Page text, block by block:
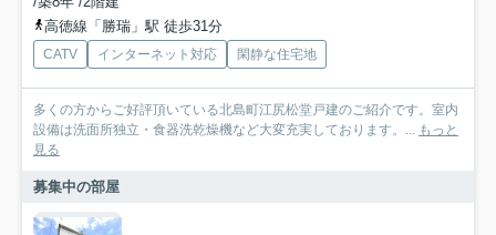
高徳線「勝瑞」駅 徒歩31分
CATV インターネット対応 閑静な住宅地
多くの方からご好評頂いている北島町江尻松堂戸建のご紹介です。室内
設備は洗面所独立・食器洗乾燥機など大変充実しております。... もっと
見る
募集中の部屋